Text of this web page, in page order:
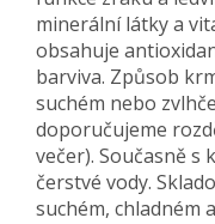
minerální látky a
obsahuje
barviva. Způsob
suchém nebo
doporučujeme
večer). Současně s
čerstvé vody.
suchém, chladném